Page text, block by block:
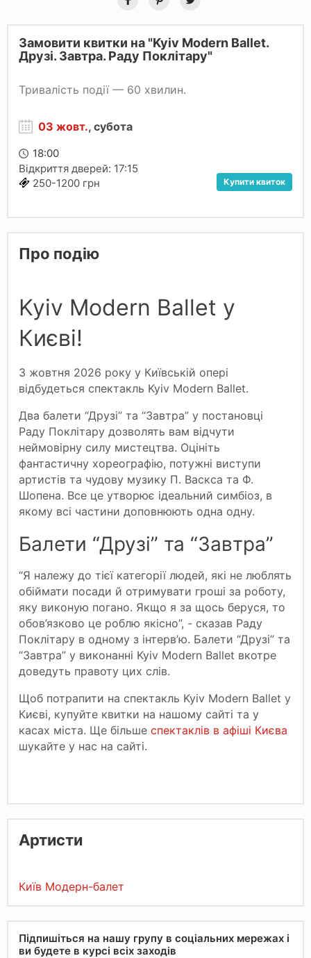
Замовити квитки на "Kyiv Modern Ballet.
Друзі. Завтра. Раду Поклітару"
Тривалість події — 60 хвилин.
03 жовт., субота
18:00
Відкриття дверей: 17:15
250-1200 грн
Купити квиток
Про подію
Kyiv Modern Ballet у
Києві!
3 жовтня 2026 року у Київській опері
відбудеться спектакль Kyiv Modern Ballet.
Два балети “Друзі” та “Завтра” у постановці
Раду Поклітару дозволять вам відчути
неймовірну силу мистецтва. Оцініть
фантастичну хореографію, потужні виступи
артистів та чудову музику П. Васкса та Ф.
Шопена. Все це утворює ідеальний симбіоз, в
якому всі частини доповнюють одна одну.
Балети “Друзі” та “Завтра”
“Я належу до тієї категорії людей, які не люблять
обіймати посади й отримувати гроші за роботу,
яку виконую погано. Якщо я за щось беруся, то
обов’язково це роблю якісно”, - сказав Раду
Поклітару в одному з інтерв’ю. Балети “Друзі” та
“Завтра” у виконанні Kyiv Modern Ballet вкотре
доведуть правоту цих слів.
Щоб потрапити на спектакль Kyiv Modern Ballet у
Києві, купуйте квитки на нашому сайті та у
касах міста. Ще більше спектаклів в афіші Києва
шукайте у нас на сайті.
Артисти
Київ Модерн-балет
Підпишіться на нашу групу в соціальних мережах і
ви будете в курсі всіх заходів